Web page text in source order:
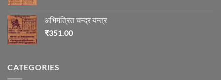
अभिमंत्रित चन्द्र यन्त्र
₹351.00
CATEGORIES